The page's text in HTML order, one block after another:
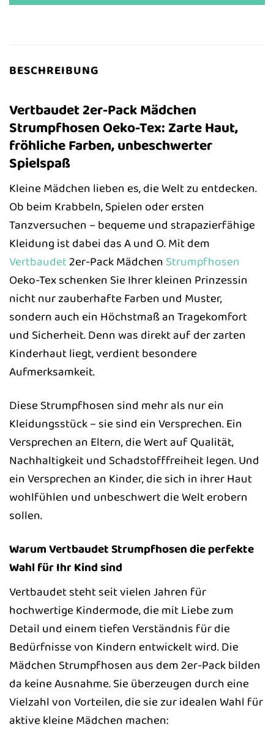
BESCHREIBUNG
Vertbaudet 2er-Pack Mädchen
Strumpfhosen Oeko-Tex: Zarte Haut,
fröhliche Farben, unbeschwerter
Spielspaß
Kleine Mädchen lieben es, die Welt zu entdecken.
Ob beim Krabbeln, Spielen oder ersten
Tanzversuchen – bequeme und strapazierfähige
Kleidung ist dabei das A und O. Mit dem
Vertbaudet2er-Pack Mädchen Strumpfhosen
Oeko-Tex schenken Sie Ihrer kleinen Prinzessin
nicht nur zauberhafte Farben und Muster,
sondern auch ein Höchstmaß an Tragekomfort
und Sicherheit. Denn was direkt auf der zarten
Kinderhaut liegt, verdient besondere
Aufmerksamkeit.
Diese Strumpfhosen sind mehr als nur ein
Kleidungsstück – sie sind ein Versprechen. Ein
Versprechen an Eltern, die Wert auf Qualität,
Nachhaltigkeit und Schadstofffreiheit legen. Und
ein Versprechen an Kinder, die sich in ihrer Haut
wohlfühlen und unbeschwert die Welt erobern
sollen.
Warum Vertbaudet Strumpfhosen die perfekte
Wahl für Ihr Kind sind
Vertbaudet steht seit vielen Jahren für
hochwertige Kindermode, die mit Liebe zum
Detail und einem tiefen Verständnis für die
Bedürfnisse von Kindern entwickelt wird. Die
Mädchen Strumpfhosen aus dem 2er-Pack bilden
da keine Ausnahme. Sie überzeugen durch eine
Vielzahl von Vorteilen, die sie zur idealen Wahl für
aktive kleine Mädchen machen: